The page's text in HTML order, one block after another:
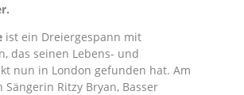
ist ein Dreiergespann mit
das seinen Lebens- und
nun in London gefunden hat. Am
Sängerin Ritzy Bryan, Basser